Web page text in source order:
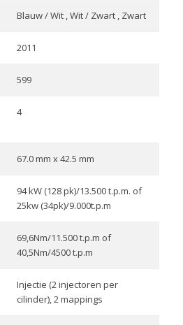
Blauw / Wit , Wit / Zwart , Zwart
2011
599
4
67.0 mm x 42.5 mm
94 kW (128 pk)/13.500 t.p.m. of
25kw (34pk)/9.000t.p.m
69,6Nm/11.500 t.p.m of
40,5Nm/4500 t.p.m
Injectie (2 injectoren per
cilinder), 2 mappings